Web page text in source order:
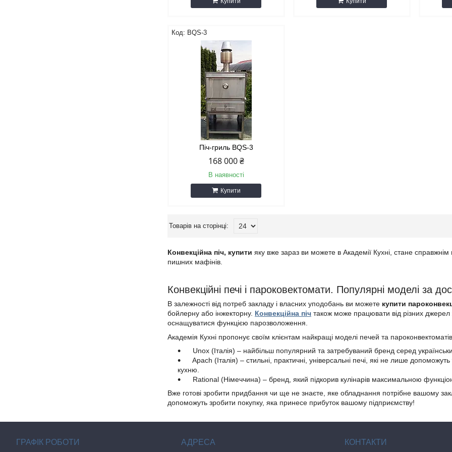
BQS-3
Піч-гриль BQS-3
168 000 ₴
В наявності
Купити
Конвекційна піч, купити яку вже зараз ви можете в Академії Кухні, стане
пишних мафінів.
Конвекційні печі і пароковектомати. Популярні моделі за
В залежності від потреб закладу і власних уподобань ви можете купити
бойлерну або інжекторну. Конвекційна піч також може працювати від різних джерел
оснащуватися функцією парозволоження.
Академія Кухні пропонує своїм клієнтам найкращі моделі печей та
Unox (Італія) – найбільш популярний та затребуваний бренд серед
Apach (Італія) – стильні, практичні, універсальні печі, які не лише
кухню.
Rational (Німеччина) – бренд, який підкорив кулінарів максимальною
Вже готові зробити придбання чи ще не знаєте, яке обладнання потрібне вашому
допоможуть зробити покупку, яка принесе прибуток вашому підприємству!
ГРАФІК РОБОТИ